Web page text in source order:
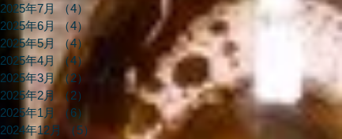
2025年7月
（4）
4件の記事
2025年6月 （4）
2025年5月
（4）
2025年4月 （4）
2025年3月
（2）
2件の記事
2025年2月
（2）
2件の記事
2025年1月
（6）
6件の記事
2024年12月
（5）
5件の記事